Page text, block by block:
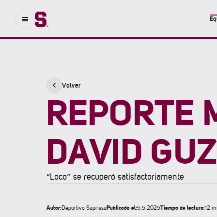
Volver
REPORTE
DAVID
“Loco” se recuperó satisfactoriamente
Autor:Deportivo SaprissaPublicado el:5.5.2025Tiempo de lectura:12